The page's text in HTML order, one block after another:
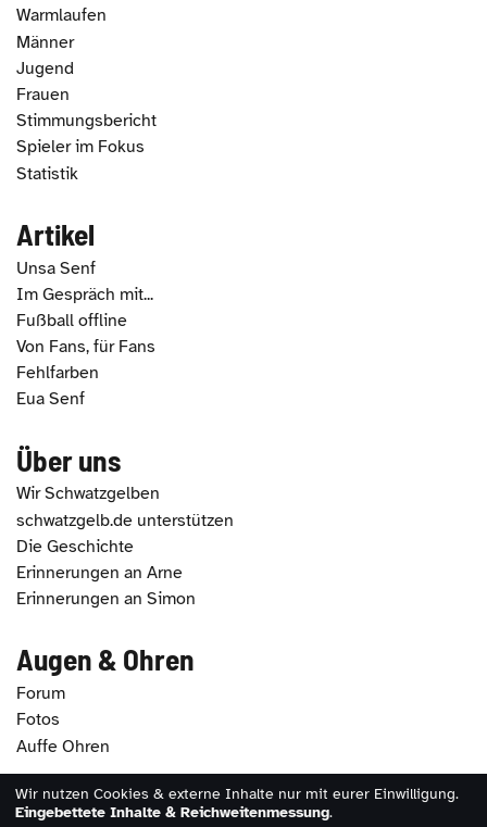
Warmlaufen
Männer
Jugend
Frauen
Stimmungsbericht
Spieler im Fokus
Statistik
Artikel
Unsa Senf
Im Gespräch mit...
Fußball offline
Von Fans, für Fans
Fehlfarben
Eua Senf
Über uns
Wir Schwatzgelben
schwatzgelb.de unterstützen
Die Geschichte
Erinnerungen an Arne
Erinnerungen an Simon
Augen & Ohren
Forum
Fotos
Auffe Ohren
2026 - schwatzgelb.de |Impressum|Datenschutz
Wir nutzen Cookies & externe Inhalte nur mit eurer Einwilligung.
Eingebettete Inhalte & Reichweitenmessung.